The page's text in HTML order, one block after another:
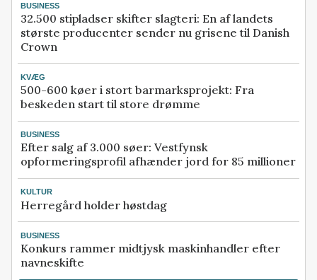
BUSINESS
32.500 stipladser skifter slagteri: En af landets
største producenter sender nu grisene til Danish
Crown
KVÆG
500-600 køer i stort barmarksprojekt: Fra
beskeden start til store drømme
BUSINESS
Efter salg af 3.000 søer: Vestfynsk
opformeringsprofil afhænder jord for 85 millioner
KULTUR
Herregård holder høstdag
BUSINESS
Konkurs rammer midtjysk maskinhandler efter
navneskifte